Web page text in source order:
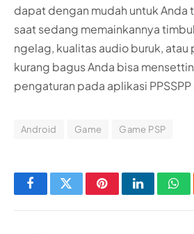
dapat dengan mudah untuk Anda
saat sedang memainkannya
ngelag, kualitas audio buruk, atau
kurang bagus Anda bisa
pengaturan pada aplikasi PPSSPP
Android Game Game PSP
FacebookTwitterPinterestLinkedIn